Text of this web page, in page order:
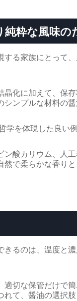
純粋な風味
する家族にとって
化に加えて、保
ンプルな材料の
学を体現した良い例
ン酸カリウム、人
然で柔らかな香り
きるのは、温度と
切な保管だけで簡
て、醤油の選択肢